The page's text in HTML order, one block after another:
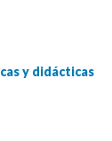
y didácticas